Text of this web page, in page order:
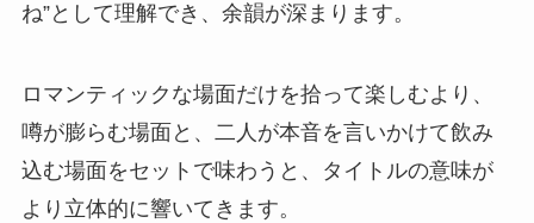
ね”として理解でき、余韻が深まります。
ロマンティックな場面だけを拾って楽しむより、
噂が膨らむ場面と、二人が本音を言いかけて飲み
込む場面をセットで味わうと、タイトルの意味が
より立体的に響いてきます。